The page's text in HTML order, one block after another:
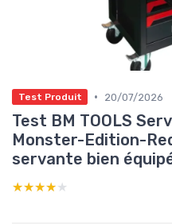
Test Produit • 20/07/2026
Test BM TOOLS
Monster-Edition-
servante bien
★★★★★
★★★★★